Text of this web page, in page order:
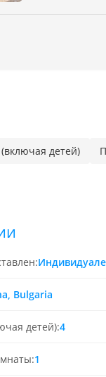
(включая детей)
Bulgaria
детей):4
1